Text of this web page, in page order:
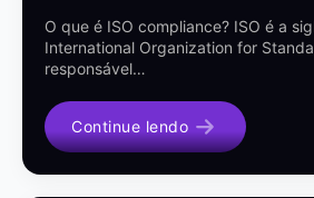
O que é ISO compliance? ISO é a
International Organization for
responsável…
Continue lendo